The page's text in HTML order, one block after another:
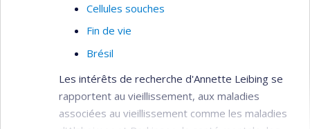
Cellules souches
Fin de vie
Brésil
Les intérêts de recherche d'Annette Leibing se
rapportent au vieillissement, aux maladies
associées au vieillissement comme les maladies